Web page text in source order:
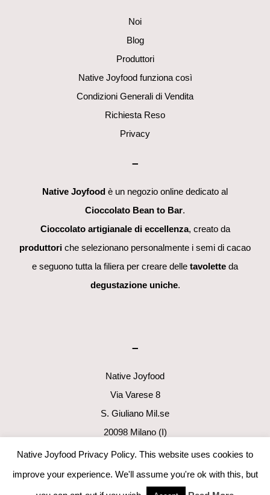
Noi
Blog
Produttori
Native Joyfood funziona così
Condizioni Generali di Vendita
Richiesta Reso
Privacy
–
Native Joyfood è un negozio online dedicato al
Cioccolato Bean to Bar.
Cioccolato artigianale di eccellenza, creato da
produttori che selezionano personalmente i semi di cacao
e seguono tutta la filiera per creare delle tavolette da
degustazione uniche.
–
Native Joyfood
Via Varese 8
S. Giuliano Mil.se
20098 Milano (I)
p.i. 06411160960
info@nativejoyfood.com
Native Joyfood Privacy Policy. This website uses cookies to
improve your experience. We'll assume you're ok with this, but